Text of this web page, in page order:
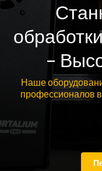
–
Наше
профессионалов